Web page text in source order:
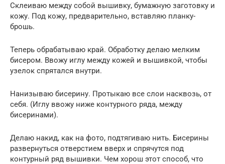
Склеиваю между собой вышивку, бумажную заготовку и
кожу. Под кожу, предварительно, вставляю планку-
брошь.
Теперь обрабатываю край. Обработку делаю мелким
бисером. Ввожу иглу между кожей и вышивкой, чтобы
узелок спрятался внутри.
Нанизываю бисерину. Протыкаю все слои насквозь, от
себя. (Иглу ввожу ниже контурного ряда, между
бисеринами).
Делаю накид, как на фото, подтягиваю нить. Бисерины
развернуться отверстием вверх и спрячутся под
контурный ряд вышивки. Чем хорош этот способ, что